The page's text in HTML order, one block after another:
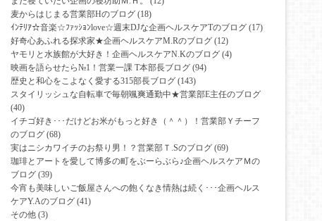
麦からはじまる営業部Hのブログ (18)
ｲﾝﾃﾘｱ☆音楽☆ﾌｧｯｼｮﾝlove☆週末DJな企画ヘルスケアTのブログ (17)
好奇心あふれる探求家★企画ヘルスケアM.Rのブログ (12)
ヤモリと水族館が大好き！企画ヘルスケアN.Kのブログ (4)
映画を語らせたら№1！営業一課 T本部長ブログ (94)
歴史と和心をこよなく愛する315部長ブログ (143)
スタイリッシュな自転車で毎朝颯爽通勤中★営業部E主任のブログ
(40)
イチゴ好き･･･だけどお米がもっと好き（＾＾）！営業部Ｙチーフ
のブログ (68)
実はニシカワイチのお祭り男！？営業部Ｔ.Sのブログ (69)
珈琲とアートを愛して博多の町をぶーらぶら♪企画ヘルスケアＭの
ブログ (39)
今宵も美味しいご飯屋さんへの飽くなき情熱は続く･･･企画ヘルス
ケアY.Aのブログ (41)
その他 (3)